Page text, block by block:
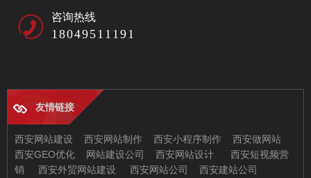
咨询热线
18049511191
友情链接
西安网站建设 西安网站制作 西安小程序制作
西安做网站
西安GEO优化
网站建设公司 西安网站设计
西安短视频营
销
西安外贸网站建设 西安网站公司 西安建站公司